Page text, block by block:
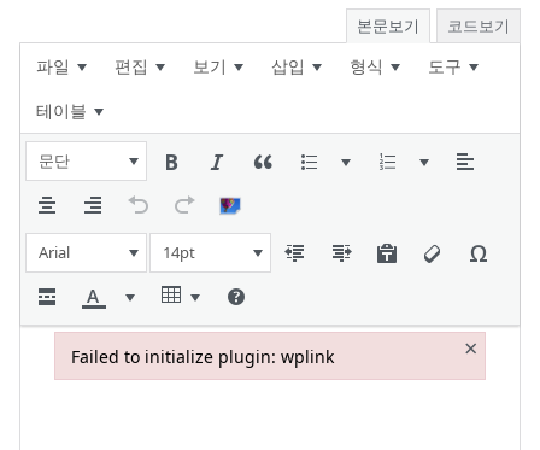
본문보기 코드보기
파일 편집 보기 삽입 형식
도구
테이블
문단
Arial 14pt
Failed to initialize plugin: wplink ×
Failed to initialize plugin: wplink